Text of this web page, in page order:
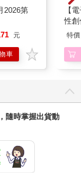
2026第
元
車
【
性
我
特價
隨時掌握出貨動